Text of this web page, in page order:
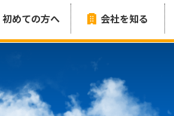
初めての方へ 会社を知る